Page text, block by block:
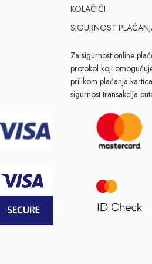
KOLAČIĆI
SIGURNOST
Za sigurnost online
protokol koji
prilikom plaćanja
sigurnost transakcija